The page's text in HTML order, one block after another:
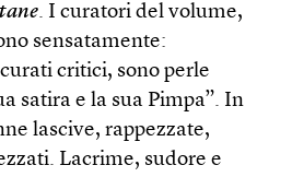
. I curatori del volume,
sensatamente:
critici, sono perle
satira e la sua Pimpa”. In
lascive, rappezzate,
Lacrime, sudore e